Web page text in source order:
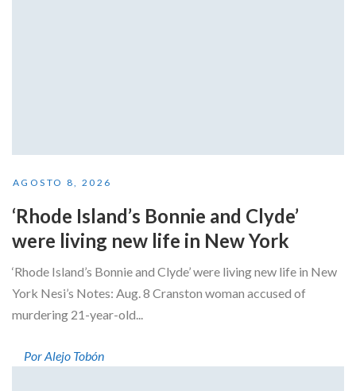
AGOSTO 8, 2026
‘Rhode Island’s Bonnie and Clyde’
were living new life in New York
‘Rhode Island’s Bonnie and Clyde’ were living new life in New
York Nesi’s Notes: Aug. 8 Cranston woman accused of
murdering 21-year-old...
Por Alejo Tobón